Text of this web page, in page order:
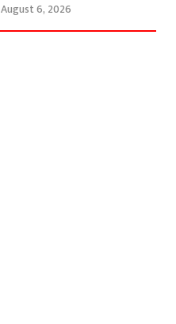
August 6, 2026